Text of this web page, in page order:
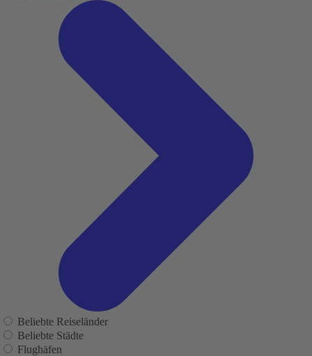
Beliebte Reiseländer
Beliebte Städte
Flughäfen